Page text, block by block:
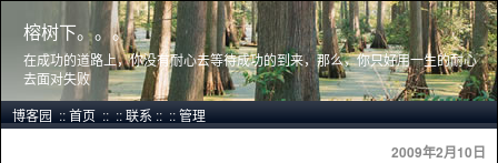
榕树下。。。
在成功的道路上，你没有耐心去等待成功的到来，那么，你只好用一生的耐心
去面对失败
博客园::首页::::联系::::管理
2009年2月10日